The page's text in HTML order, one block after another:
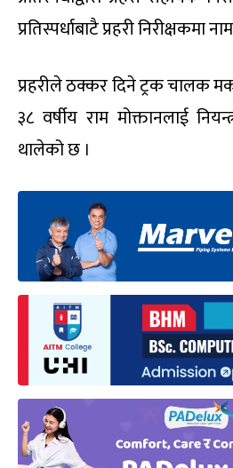
प्रतिस्पर्धाबाटै प्रहरी निरीक्षकमा
प्रहरीले ठक्कर दिने ट्रक चालक
३८ वर्षीय राम मोक्तानलाई
थालेको छ ।